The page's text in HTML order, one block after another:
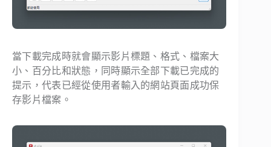
當下載完成時就會顯示影片標題、格式、檔案大
小、百分比和狀態，同時顯示全部下載已完成的
提示，代表已經從使用者輸入的網站頁面成功保
存影片檔案。